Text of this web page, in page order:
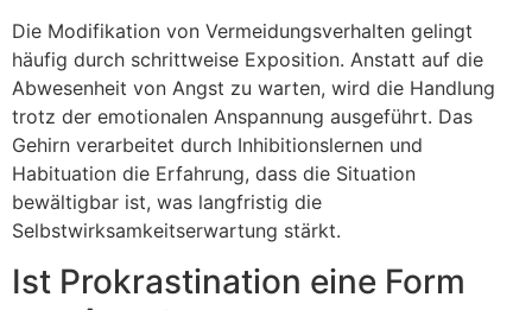
Die Modifikation von Vermeidungsverhalten gelingt
häufig durch schrittweise Exposition. Anstatt auf die
Abwesenheit von Angst zu warten, wird die Handlung
trotz der emotionalen Anspannung ausgeführt. Das
Gehirn verarbeitet durch Inhibitionslernen und
Habituation die Erfahrung, dass die Situation
bewältigbar ist, was langfristig die
Selbstwirksamkeitserwartung stärkt.
Ist Prokrastination eine Form